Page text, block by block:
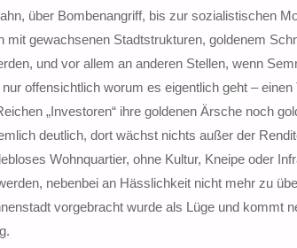
über Bombenangriff, bis zur sozialistischen
mit gewachsenen Stadtstrukturen, goldenem
und vor allem an anderen Stellen, wenn
offensichtlich worum es eigentlich geht –
„Investoren“ ihre goldenen Ärsche noch
deutlich, dort wächst nichts außer der
Wohnquartier, ohne Kultur, Kneipe oder
nebenbei an Hässlichkeit nicht mehr zu
vorgebracht wurde als Lüge und kommt